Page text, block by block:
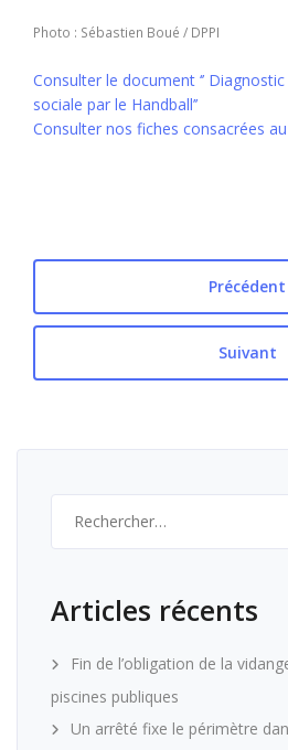
Photo : Sébastien Boué / DPPI
Consulter le document ‘’
sociale par le Handball’’
Consulter nos fiches consacrées
Précédent
Suivant
Articles récents
Fin de l’obligation de la
piscines publiques
Un arrêté fixe le périmètre